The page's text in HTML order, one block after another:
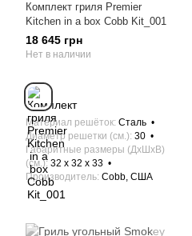
Комплект гриля Premier
Kitchen in a box Cobb Kit_001
18 645 грн
Нет в наличии
Материал решёток Сталь
Диаметр решетки (см.) 30
Габаритные размеры (ДхШхВ)
(см.) 32 х 32 x 33
Производитель Cobb, США